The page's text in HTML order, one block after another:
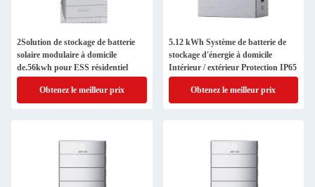
2Solution de stockage de batterie
solaire modulaire à domicile
de.56kwh pour ESS résidentiel
Obtenez le meilleur prix
5.12 kWh Système de batterie de
stockage d'énergie à domicile
Intérieur / extérieur Protection IP65
Obtenez le meilleur prix